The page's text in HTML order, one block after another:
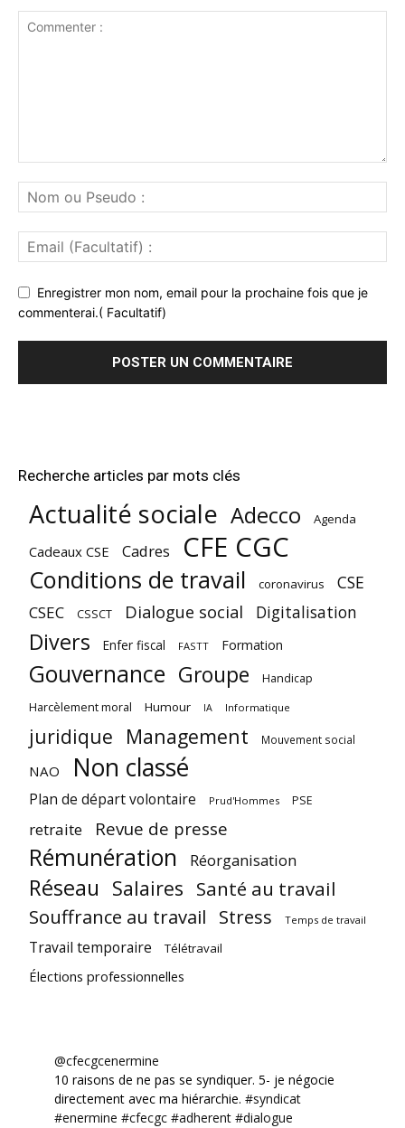
Enregistrer mon nom, email pour la prochaine fois que je
commenterai.( Facultatif)
Recherche articles par mots clés
Actualité sociale Adecco Agenda
Cadeaux CSE Cadres CFE CGC
Conditions de travail coronavirus CSE
CSEC CSSCT Dialogue social Digitalisation
Divers Enfer fiscal FASTT Formation
Gouvernance Groupe Handicap
Harcèlement moral Humour IA Informatique
juridique Management Mouvement social
NAO Non classé
Plan de départ volontaire Prud'Hommes PSE
retraite Revue de presse
Rémunération Réorganisation
Réseau Salaires Santé au travail
Souffrance au travail Stress Temps de travail
Travail temporaire Télétravail
Élections professionnelles
@cfecgcenermine
10 raisons de ne pas se syndiquer. 5- je négocie
directement avec ma hiérarchie. #syndicat
#enermine #cfecgc #adherent #dialogue